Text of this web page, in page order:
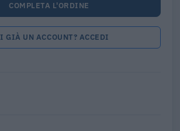
COMPLETA L'ORDINE
GIÀ UN ACCOUNT? ACCEDI